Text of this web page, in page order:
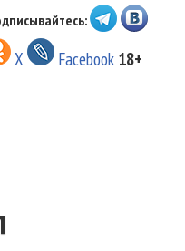
X Facebook 18+